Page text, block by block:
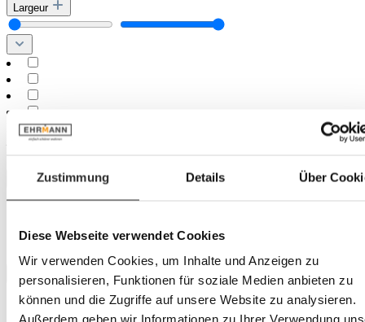
Zustimmung Details Über
Diese Webseite verwendet Cookies
Wir verwenden Cookies, um Inhalte und Anzeigen zu
personalisieren, Funktionen für soziale Medien anbieten zu
können und die Zugriffe auf unsere Website zu analysieren.
Außerdem geben wir Informationen zu Ihrer Verwendung
Largeur
Minimum
Marque
WMF
Matériau principal
Acier